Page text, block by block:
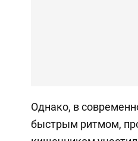
Однако, в
быстрым ритмом,